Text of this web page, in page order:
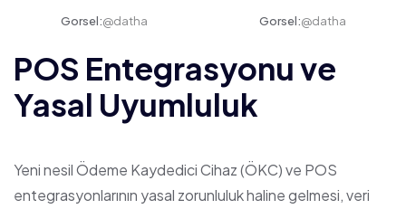
Gorsel:@datha Gorsel:@datha
POS Entegrasyonu ve
Yasal Uyumluluk
Yeni nesil Ödeme Kaydedici Cihaz (ÖKC) ve POS
entegrasyonlarının yasal zorunluluk haline gelmesi, veri